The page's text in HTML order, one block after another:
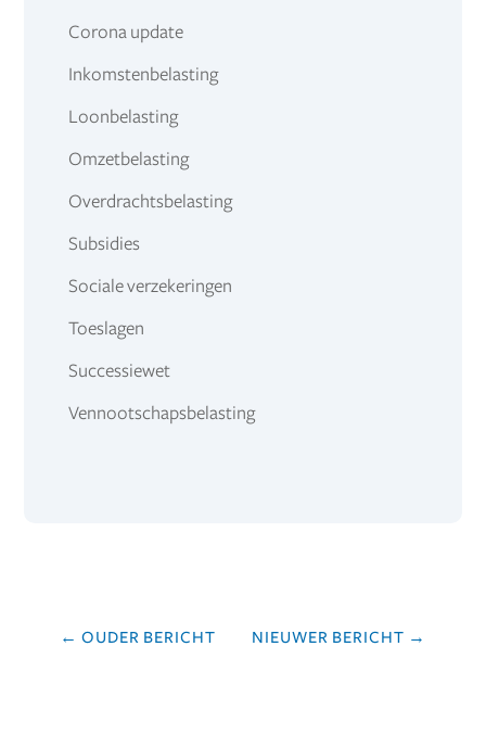
Corona update
Inkomstenbelasting
Loonbelasting
Omzetbelasting
Overdrachtsbelasting
Subsidies
Sociale verzekeringen
Toeslagen
Successiewet
Vennootschapsbelasting
← OUDER BERICHT NIEUWER BERICHT →